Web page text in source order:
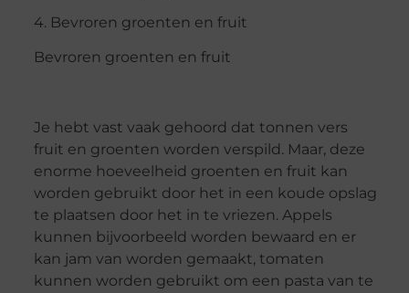
4. Bevroren groenten en fruit
Bevroren groenten en fruit
Je hebt vast vaak gehoord dat tonnen vers
fruit en groenten worden verspild. Maar, deze
enorme hoeveelheid groenten en fruit kan
worden gebruikt door het in een koude opslag
te plaatsen door het in te vriezen. Appels
kunnen bijvoorbeeld worden bewaard en er
kan jam van worden gemaakt, tomaten
kunnen worden gebruikt om een pasta van te